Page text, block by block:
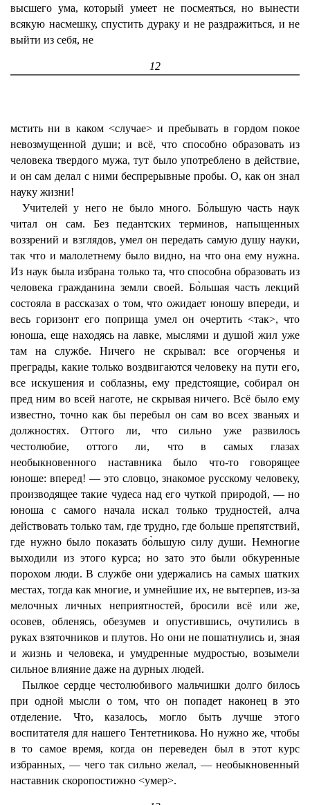
высшего ума, который умеет не посмеяться, но вынести
всякую насмешку, спустить дураку и не раздражиться, и не
выйти из себя, не
12
мстить ни в каком <случае> и пребывать в гордом покое
невозмущенной души; и всё, что способно образовать из
человека твердого мужа, тут было употреблено в действие,
и он сам делал с ними беспрерывные пробы. О, как он знал
науку жизни!
Учителей у него не было много. Бо̀льшую часть наук
читал он сам. Без педантских терминов, напыщенных
воззрений и взглядов, умел он передать самую душу науки,
так что и малолетнему было видно, на что она ему нужна.
Из наук была избрана только та, что способна образовать из
человека гражданина земли своей. Бо̀льшая часть лекций
состояла в рассказах о том, что ожидает юношу впереди, и
весь горизонт его поприща умел он очертить <так>, что
юноша, еще находясь на лавке, мыслями и душой жил уже
там на службе. Ничего не скрывал: все огорченья и
преграды, какие только воздвигаются человеку на пути его,
все искушения и соблазны, ему предстоящие, собирал он
пред ним во всей наготе, не скрывая ничего. Всё было ему
известно, точно как бы перебыл он сам во всех званьях и
должностях. Оттого ли, что сильно уже развилось
честолюбие, оттого ли, что в самых глазах
необыкновенного наставника было что-то говорящее
юноше: вперед! — это словцо, знакомое русскому человеку,
производящее такие чудеса над его чуткой природой, — но
юноша с самого начала искал только трудностей, алча
действовать только там, где трудно, где больше препятствий,
где нужно было показать бо̀льшую силу души. Немногие
выходили из этого курса; но зато это были обкуренные
порохом люди. В службе они удержались на самых шатких
местах, тогда как многие, и умнейшие их, не вытерпев, из-за
мелочных личных неприятностей, бросили всё или же,
осовев, обленясь, обезумев и опустившись, очутились в
руках взяточников и плутов. Но они не пошатнулись и, зная
и жизнь и человека, и умудренные мудростью, возымели
сильное влияние даже на дурных людей.
Пылкое сердце честолюбивого мальчишки долго билось
при одной мысли о том, что он попадет наконец в это
отделение. Что, казалось, могло быть лучше этого
воспитателя для нашего Тентетникова. Но нужно же, чтобы
в то самое время, когда он переведен был в этот курс
избранных, — чего так сильно желал, — необыкновенный
наставник скоропостижно <умер>.